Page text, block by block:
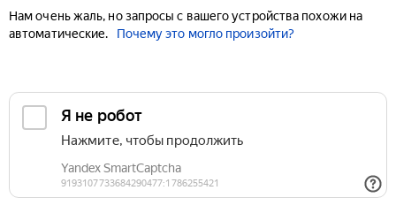
Нам очень жаль, но запросы с вашего устройства похожи на
автоматические.
Почему это могло произойти?